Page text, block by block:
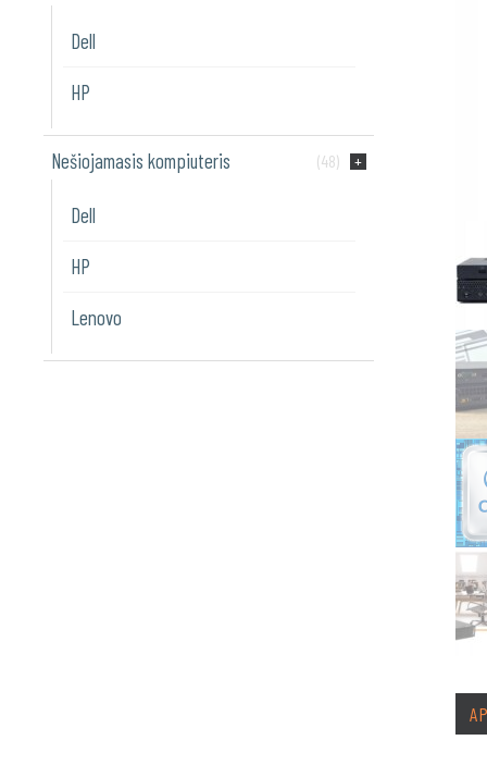
Dell
HP
Nešiojamasis kompiuteris (48)
Dell
HP
Lenovo